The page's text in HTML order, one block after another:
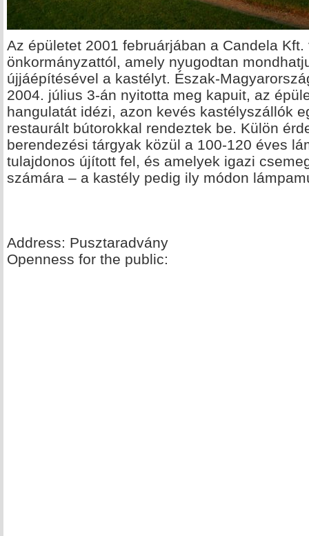
Az épületet 2001 februárjában a Candela
önkormányzattól, amely nyugodtan
újjáépítésével a kastélyt. Észak-
2004. július 3-án nyitotta meg kapuit, az
hangulatát idézi, azon kevés kastélyszállók
restaurált bútorokkal rendeztek be. Külön
berendezési tárgyak közül a 100-120 éves
tulajdonos újított fel, és amelyek igazi
számára – a kastély pedig ily módon
Address: Pusztaradvány
Openness for the public: